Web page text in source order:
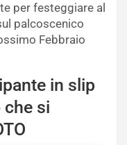
per festeggiare al
palcoscenico
Febbraio
in slip
si